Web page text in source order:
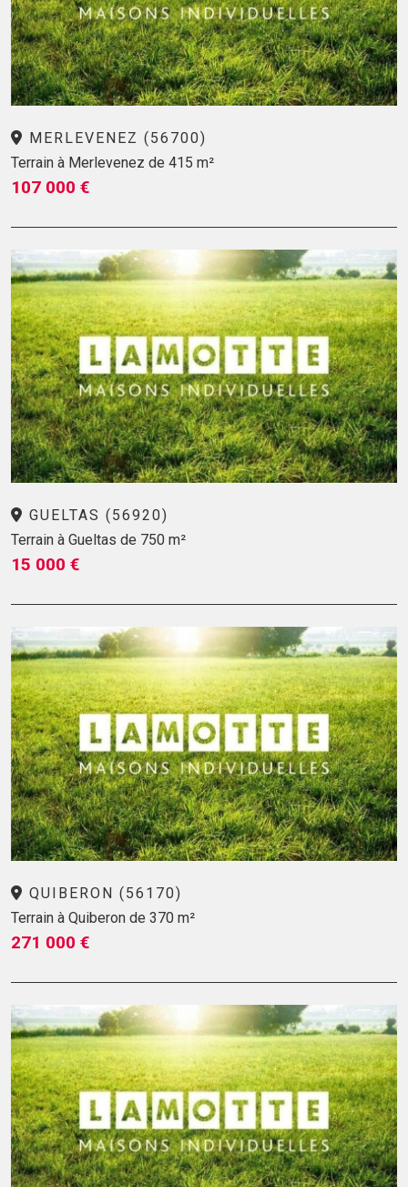
MERLEVENEZ (56700)
Terrain à Merlevenez de 415 m²
107 000 €
GUELTAS (56920)
Terrain à Gueltas de 750 m²
15 000 €
QUIBERON (56170)
Terrain à Quiberon de 370 m²
271 000 €